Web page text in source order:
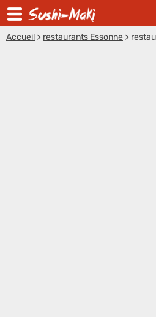
Accueil > restaurants Essonne >